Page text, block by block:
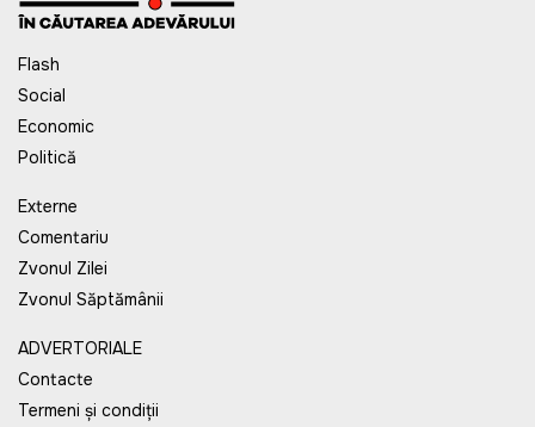
Flash
Social
Economic
Politică
Externe
Comentariu
Zvonul Zilei
Zvonul Săptămânii
ADVERTORIALE
Contacte
Termeni și condiții